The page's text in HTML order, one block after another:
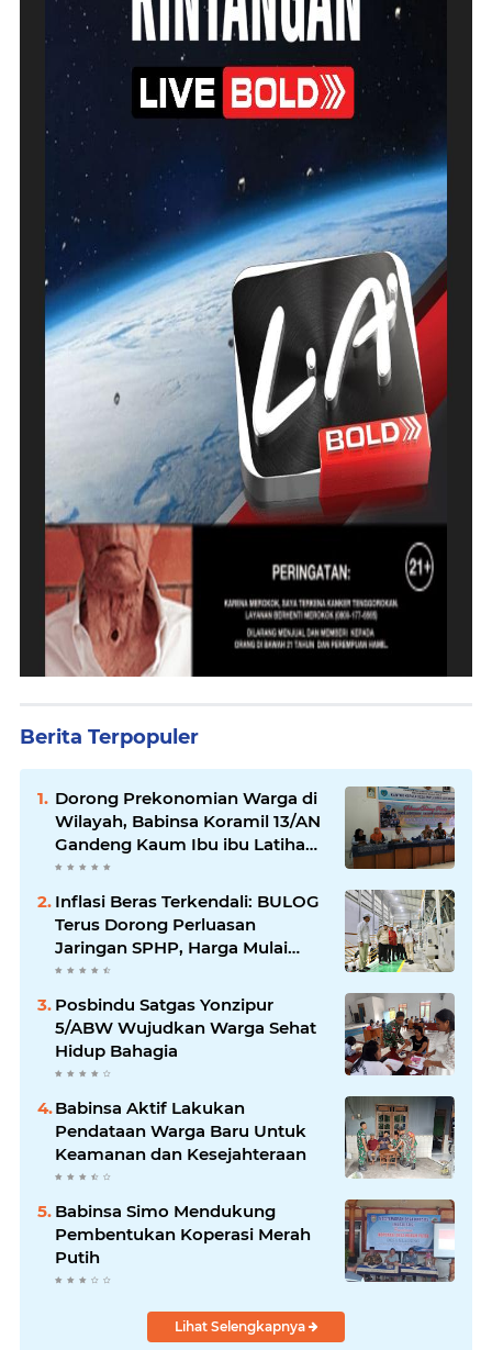
Berita Terpopuler
Dorong Prekonomian Warga di
Wilayah, Babinsa Koramil 13/AN
Gandeng Kaum Ibu ibu Latihan
Jahit Menjahit
Inflasi Beras Terkendali: BULOG
Terus Dorong Perluasan
Jaringan SPHP, Harga Mulai
Turun di Ratusan Daerah
Posbindu Satgas Yonzipur
5/ABW Wujudkan Warga Sehat
Hidup Bahagia
Babinsa Aktif Lakukan
Pendataan Warga Baru Untuk
Keamanan dan Kesejahteraan
Babinsa Simo Mendukung
Pembentukan Koperasi Merah
Putih
Lihat Selengkapnya